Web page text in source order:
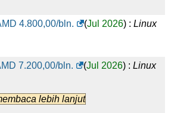
4.800,00/bln. (Jul 2026) : Linux
7.200,00/bln. (Jul 2026) : Linux
:AMD 12.000,00/bln.
lebih lanjut